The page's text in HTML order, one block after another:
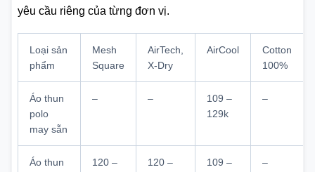
yêu cầu riêng của từng đơn vị.
Loại sản
phẩm
Mesh
Square
AirTech,
X-Dry
AirCool
Cotton
100%
Áo thun
polo
may sẵn
– –
109 –
129k
–
Áo thun 120 – 120 – 109 – –